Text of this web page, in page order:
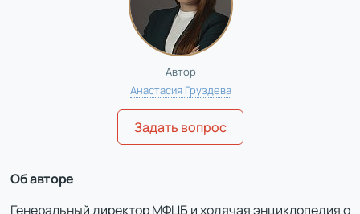
Автор
Анастасия Груздева
Задать вопрос
Об авторе
Генеральный директор МФЦБ и ходячая энциклопедия о